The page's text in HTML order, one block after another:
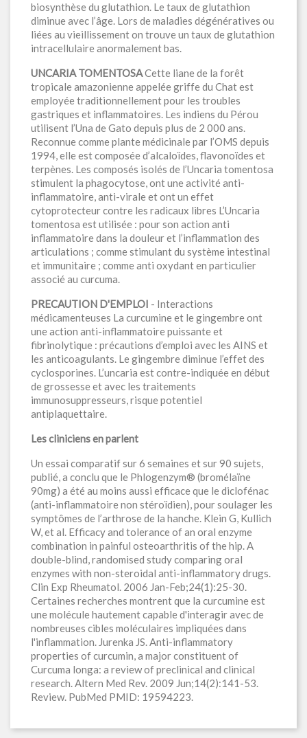
biosynthèse du glutathion. Le taux de glutathion
diminue avec l’âge. Lors de maladies dégénératives ou
liées au vieillissement on trouve un taux de glutathion
intracellulaire anormalement bas.
UNCARIA TOMENTOSACette liane de la forêt
tropicale amazonienne appelée griffe du Chat est
employée traditionnellement pour les troubles
gastriques et inflammatoires. Les indiens du Pérou
utilisent l’Una de Gato depuis plus de 2 000 ans.
Reconnue comme plante médicinale par l’OMS depuis
1994, elle est composée d’alcaloïdes, flavonoïdes et
terpènes. Les composés isolés de l’Uncaria tomentosa
stimulent la phagocytose, ont une activité anti-
inflammatoire, anti-virale et ont un effet
cytoprotecteur contre les radicaux libres L’Uncaria
tomentosa est utilisée : pour son action anti
inflammatoire dans la douleur et l’inflammation des
articulations ; comme stimulant du système intestinal
et immunitaire ; comme anti oxydant en particulier
associé au curcuma.
PRECAUTION D'EMPLOI - Interactions
médicamenteuses La curcumine et le gingembre ont
une action anti-inflammatoire puissante et
fibrinolytique : précautions d’emploi avec les AINS et
les anticoagulants. Le gingembre diminue l’effet des
cyclosporines. L’uncaria est contre-indiquée en début
de grossesse et avec les traitements
immunosuppresseurs, risque potentiel
antiplaquettaire.
Les cliniciens en parlent
Un essai comparatif sur 6 semaines et sur 90 sujets,
publié, a conclu que le Phlogenzym® (bromélaïne
90mg) a été au moins aussi efficace que le diclofénac
(anti-inflammatoire non stéroïdien), pour soulager les
symptômes de l’arthrose de la hanche. Klein G, Kullich
W, et al. Efficacy and tolerance of an oral enzyme
combination in painful osteoarthritis of the hip. A
double-blind, randomised study comparing oral
enzymes with non-steroidal anti-inflammatory drugs.
Clin Exp Rheumatol. 2006 Jan-Feb;24(1):25-30.
Certaines recherches montrent que la curcumine est
une molécule hautement capable d'interagir avec de
nombreuses cibles moléculaires impliquées dans
l'inflammation. Jurenka JS. Anti-inflammatory
properties of curcumin, a major constituent of
Curcuma longa: a review of preclinical and clinical
research. Altern Med Rev. 2009 Jun;14(2):141-53.
Review. PubMed PMID: 19594223.